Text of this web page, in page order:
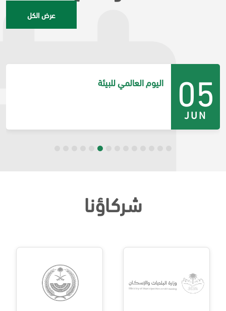
عرض الكل
17
MAY
اليوم العالمي لارتفاع ضغط الدم
شركاؤنا